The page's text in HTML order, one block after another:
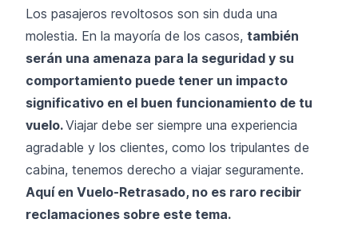
Los pasajeros revoltosos son sin duda una
molestia. En la mayoría de los casos, también
serán una amenaza para la seguridad y su
comportamiento puede tener un impacto
significativo en el buen funcionamiento de tu
vuelo.Viajar debe ser siempre una experiencia
agradable y los clientes, como los tripulantes de
cabina, tenemos derecho a viajar seguramente.
Aquí en Vuelo-Retrasado, no es raro recibir
reclamaciones sobre este tema.